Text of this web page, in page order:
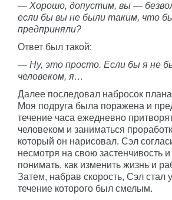
— Хорошо, допустим, вы —
если бы вы не были таким, что
предприняли?
Ответ был такой:
— Ну, это просто. Если бы я не
человеком, я…
Далее последовал набросок
Моя подруга была поражена и
течение часа ежедневно
человеком и заниматься
который он нарисовал. Сэл
несмотря на свою застенчивость
понимать, как изменить жизнь и
Затем, набрав скорость, Сэл стал
течение которого был смелым.